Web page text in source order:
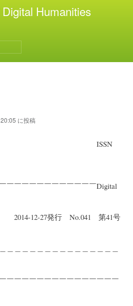
メ
イ
コ
テ
動
Humanities
に投稿
￣￣￣￣￣￣￣￣￣￣￣￣Digital
行 No.041 第41号
￣￣￣￣￣￣￣￣￣￣￣￣￣￣￣